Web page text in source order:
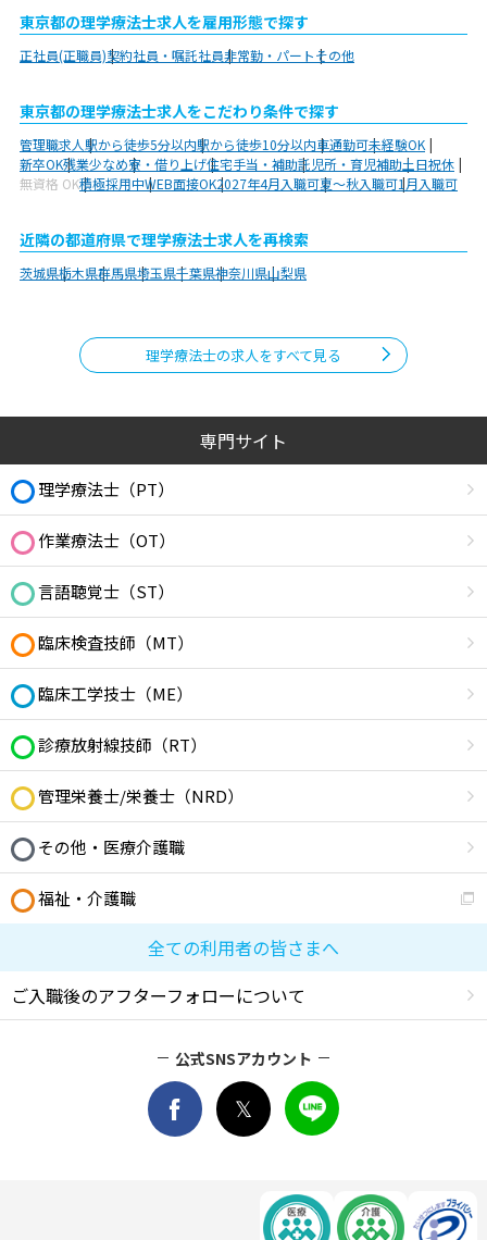
東京都の理学療法士求人を雇用形態で探す
正社員(正職員)契約社員・嘱託社員非常勤・パートその他
東京都の理学療法士求人をこだわり条件で探す
管理職求人駅から徒歩5分以内駅から徒歩10分以内車通勤可未経験OK
新卒OK残業少なめ寮・借り上げ住宅手当・補助託児所・育児補助土日祝休
無資格 OK積極採用中WEB面接OK2027年4月入職可夏～秋入職可1月入職可
近隣の都道府県で理学療法士求人を再検索
茨城県栃木県群馬県埼玉県千葉県神奈川県山梨県
理学療法士の求人をすべて見る
専門サイト
理学療法士（PT）
作業療法士（OT）
言語聴覚士（ST）
臨床検査技師（MT）
臨床工学技士（ME）
診療放射線技師（RT）
管理栄養士/栄養士（NRD）
その他・医療介護職
福祉・介護職
全ての利用者の皆さまへ
ご入職後のアフターフォローについて
公式SNSアカウント